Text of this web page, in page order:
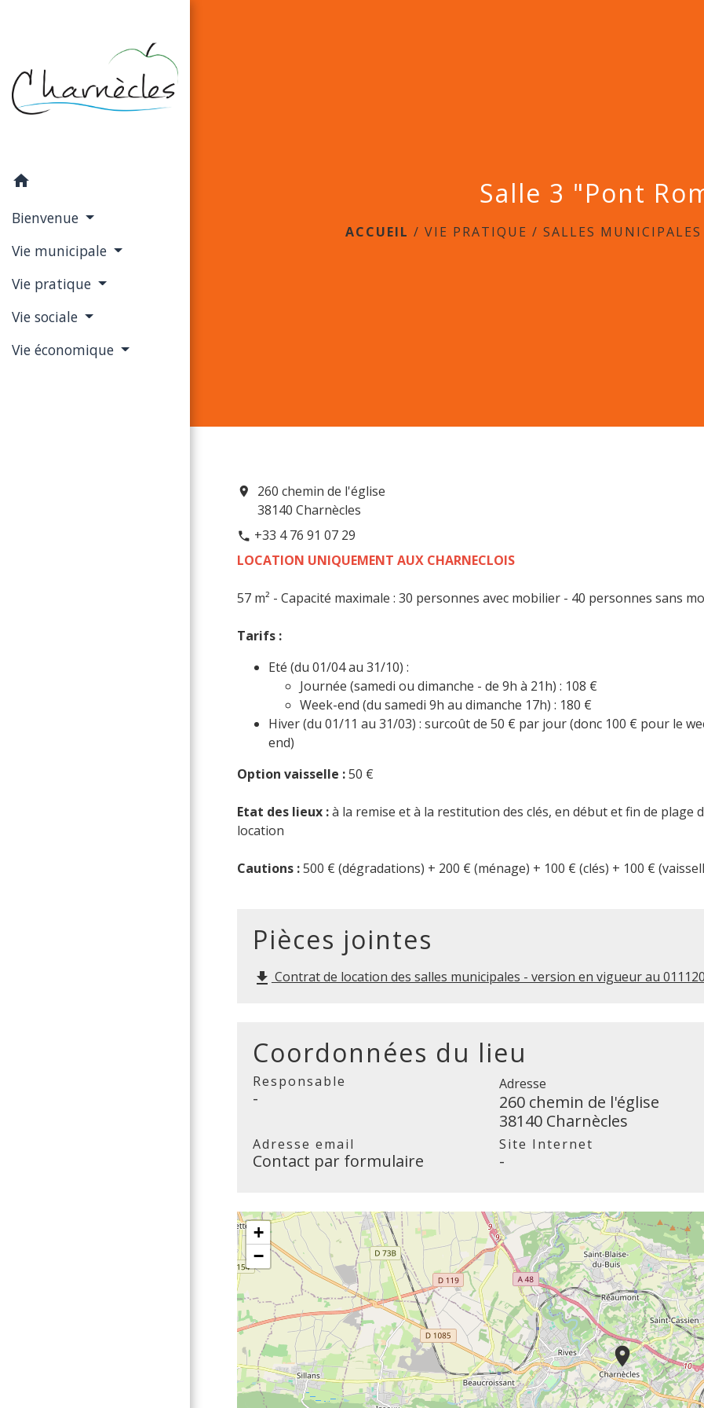
home
Bienvenue
Vie municipale
Vie pratique
Vie sociale
Vie économique
Salle 3 "Pont
ACCUEIL / VIE PRATIQUE / SALLES MUNICIPALES
location_on
260 chemin de l'église
38140 Charnècles
phone +33 4 76 91 07 29
LOCATION UNIQUEMENT AUX CHARNECLOIS
57 m² - Capacité maximale : 30 personnes avec mobilier - 40 personnes sans
Tarifs :
Eté (du 01/04 au 31/10) :
Journée (samedi ou dimanche - de 9h à 21h) : 108 €
Week-end (du samedi 9h au dimanche 17h) : 180 €
Hiver (du 01/11 au 31/03) : surcoût de 50 € par jour (donc 100 € pour le
end)
Option vaisselle :50 €
Etat des lieux :à la remise et à la restitution des clés, en début et fin de plage
location
Cautions :500 € (dégradations) + 200 € (ménage) + 100 € (clés) + 100 €
Pièces jointes
file_download Contrat de location des salles municipales - version en vigueur au
Coordonnées du lieu
Responsable
-
Adresse
260 chemin de l'église
38140 Charnècles
Adresse email
Contact par formulaire
Site Internet
-
location_on
+
−